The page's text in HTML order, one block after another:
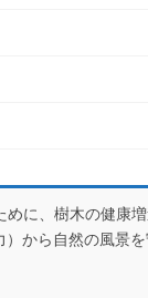
めに、樹木の健康
から自然の風景を